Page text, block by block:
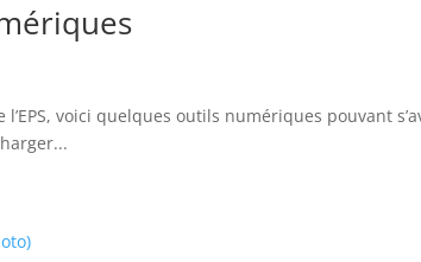
l’EPS, voici quelques outils numériques pouvant